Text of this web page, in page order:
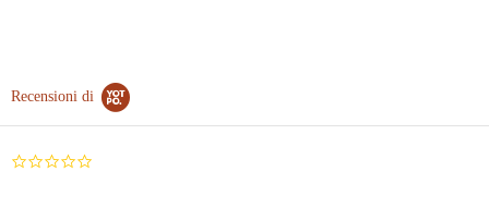
Recensioni di